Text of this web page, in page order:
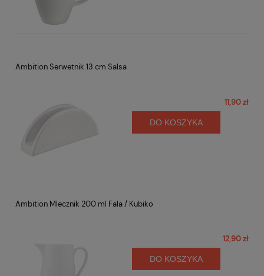
Ambition Serwetnik 13 cm Salsa
11,90 zł
DO KOSZYKA
Ambition Mlecznik 200 ml Fala / Kubiko
12,90 zł
DO KOSZYKA